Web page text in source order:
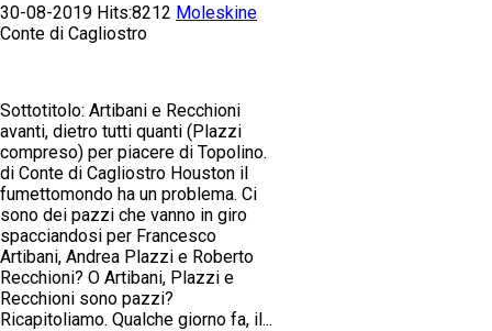
30-08-2019 Hits:8212 Moleskine
Conte di Cagliostro
Sottotitolo: Artibani e Recchioni
avanti, dietro tutti quanti (Plazzi
compreso) per piacere di Topolino.
di Conte di Cagliostro Houston il
fumettomondo ha un problema. Ci
sono dei pazzi che vanno in giro
spacciandosi per Francesco
Artibani, Andrea Plazzi e Roberto
Recchioni? O Artibani, Plazzi e
Recchioni sono pazzi?
Ricapitoliamo. Qualche giorno fa, il...